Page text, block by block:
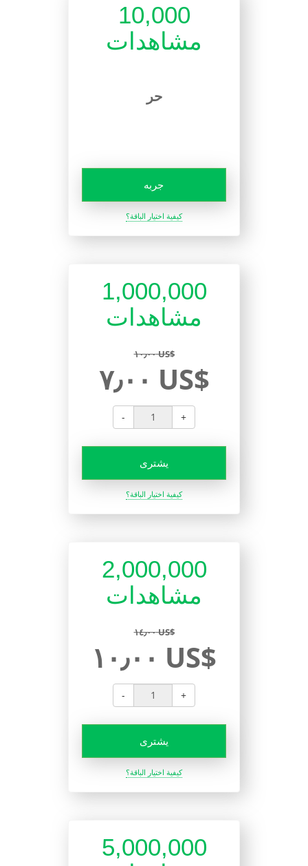
10,000
مشاهدات
حر
جربه
كيفية اختيار الباقة؟
1,000,000
مشاهدات
١٠٫٠٠ US$
٧٫٠٠ US$
- +
يشترى
كيفية اختيار الباقة؟
2,000,000
مشاهدات
١٤٫٠٠ US$
١٠٫٠٠ US$
- +
يشترى
كيفية اختيار الباقة؟
5,000,000